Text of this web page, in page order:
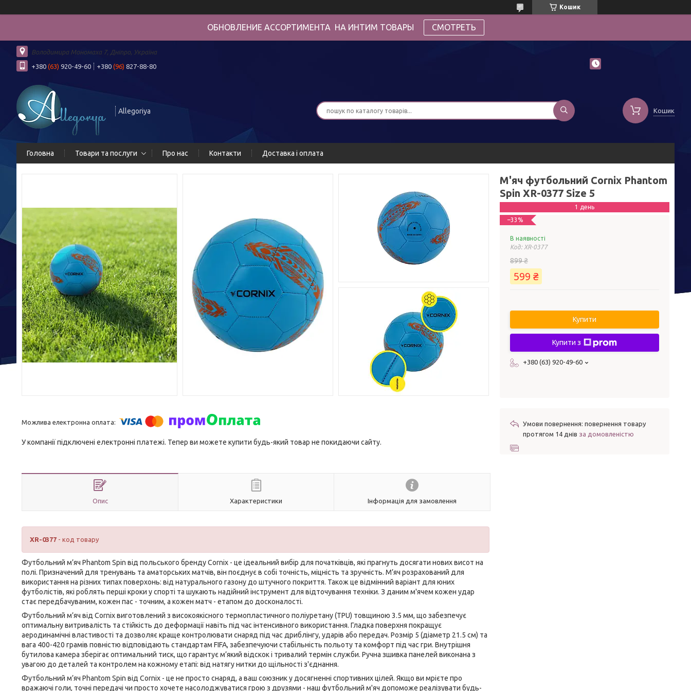
Кошик
ОБНОВЛЕНИЕ АССОРТИМЕНТА НА ИНТИМ ТОВАРЫ СМОТРЕТЬ
Володимира Мономаха 7, Дніпро, Україна
+380 (63) 920-49-60 +380 (96) 827-88-80
Allegoriya Кошик
Головна Товари та послуги Про нас Контакти Доставка і оплата
У компанії підключені електронні платежі. Тепер ви можете купити будь-який товар не покидаючи сайту.
Опис Характеристики Інформація для замовлення
XR-0377 - код товару
Футбольний м’яч Phantom Spin від польського брендуCornix - це ідеальний вибір для початківців, які прагнуть досягати нових висот на
полі. Призначений для тренувань та аматорських матчів, він поєднує в собі точність, міцність та зручність. М’яч розрахований для
використання на різних типах поверхонь: від натурального газону до штучного покриття. Також це відмінний варіант для юних
футболістів, які роблять перші кроки у спорті та шукають надійний інструмент для відточування техніки. З даним м'ячем кожен удар
стає передбачуваним, кожен пас - точним, а кожен матч - етапом до досконалості.
Футбольний м’яч від Cornixвиготовлений з високоякісного термопластичного поліуретану (TPU) товщиною 3.5 мм, що забезпечує
оптимальну витривалість та стійкість до деформації навіть під час інтенсивного використання. Гладка поверхня покращує
аеродинамічні властивості та дозволяє краще контролювати снаряд під час дриблінгу, ударів або передач. Розмір 5 (діаметр 21.5 см) та
вага 400-420 грамів повністю відповідають стандартам FIFA, забезпечуючи стабільність польоту та комфорт під час гри. Внутрішня
бутилова камера зберігає оптимальний тиск, що гарантує м’який відскок і тривалий термін служби. Ручна зшивка панелей виконана з
увагою до деталей та контролем на кожному етапі: від натягу нитки до щільності з'єднання.
Футбольний м’яч Phantom Spin від Cornix - це не просто снаряд, а ваш союзник у досягненні спортивних цілей. Якщо ви мрієте про
вражаючі голи, точні передачі чи просто хочете насолоджуватися грою з друзями - наш футбольний м'яч допоможе реалізувати будь-
М'яч футбольний Cornix Phantom
Spin XR-0377 Size 5
1 день
–33%
В наявності
Код: XR-0377
899 ₴
599 ₴
Купити
Купити з
+380 (63) 920-49-60
повернення товару
протягом 14 днів за домовленістю